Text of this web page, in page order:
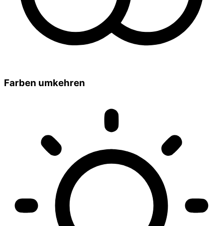
Farben umkehren